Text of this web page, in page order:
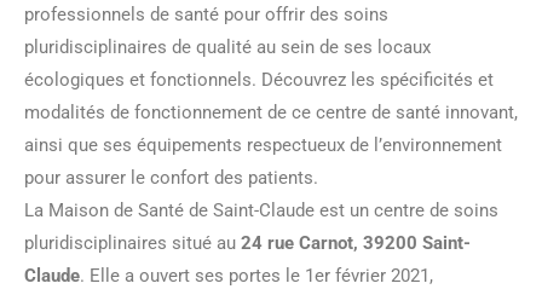
professionnels de santé pour offrir des soins
pluridisciplinaires de qualité au sein de ses locaux
écologiques et fonctionnels. Découvrez les spécificités et
modalités de fonctionnement de ce centre de santé innovant,
ainsi que ses équipements respectueux de l’environnement
pour assurer le confort des patients.
La Maison de Santé de Saint-Claude est un centre de soins
pluridisciplinaires situé au 24 rue Carnot, 39200 Saint-
Claude. Elle a ouvert ses portes le 1er février 2021,